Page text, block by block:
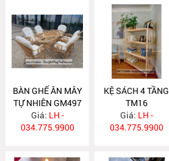
BÀN GHẾ ĂN MÂY
TỰ NHIÊN GM497
Giá: LH -
034.775.9900
KỆ SÁCH 4 TẦNG
TM16
Giá: LH -
034.775.9900